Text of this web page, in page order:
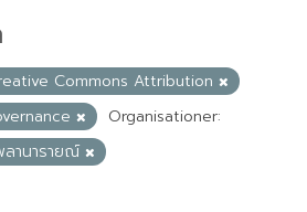
Commons Attribution
Organisationer:
านารายณ์